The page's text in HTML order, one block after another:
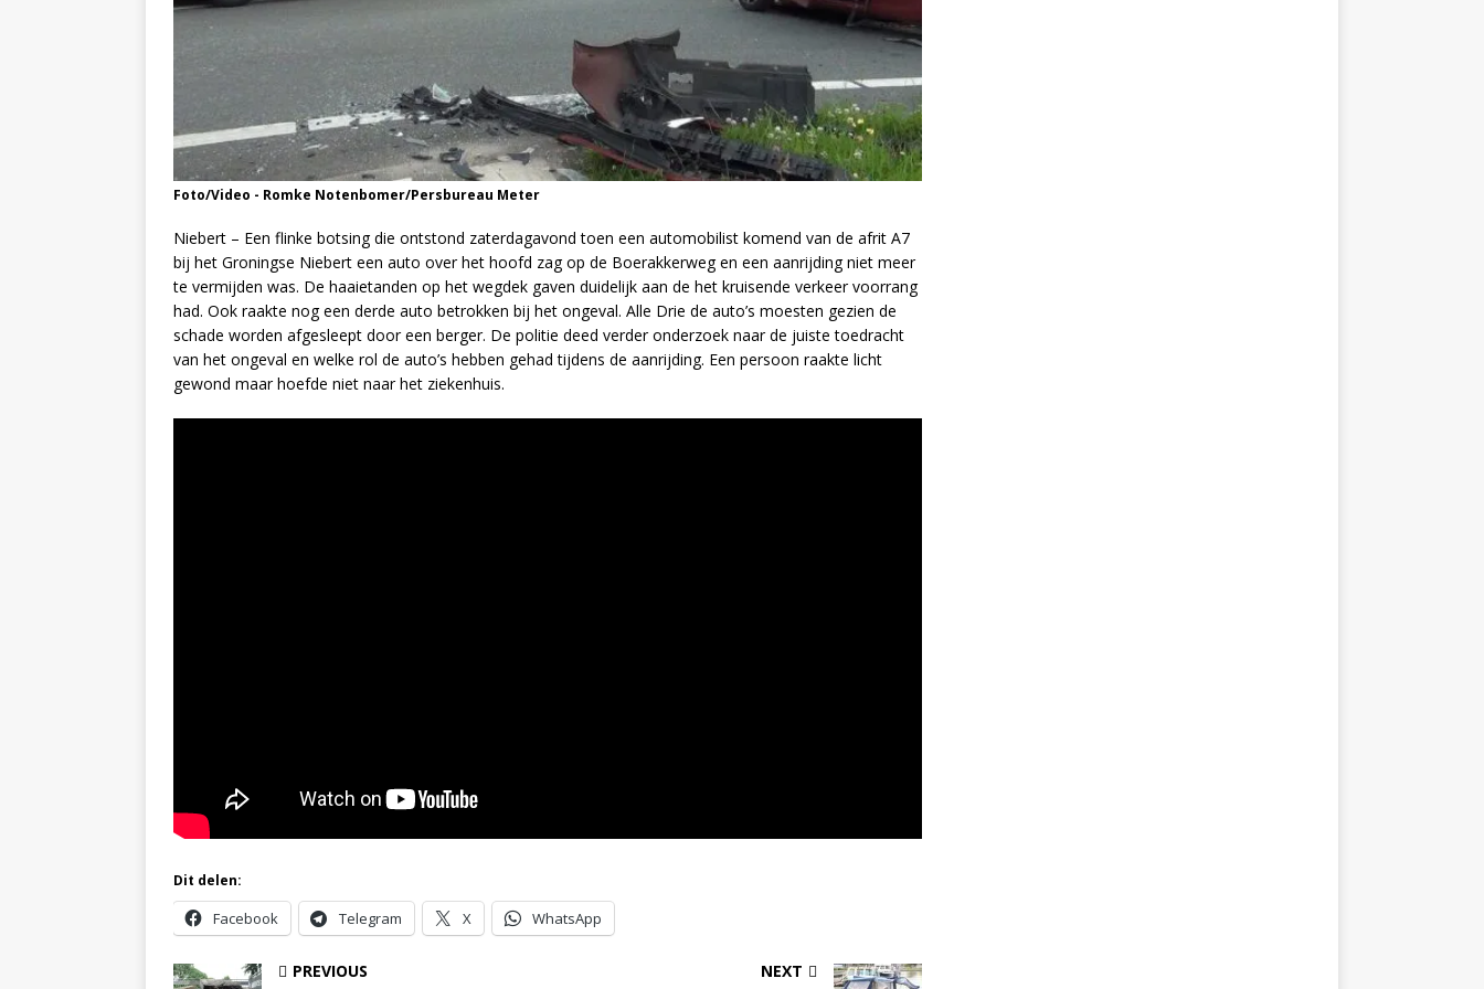
Foto/Video - Romke Notenbomer/Persbureau Meter
Niebert – Een flinke botsing die ontstond zaterdagavond toen een automobilist komend van de afrit A7
bij het Groningse Niebert een auto over het hoofd zag op de Boerakkerweg en een aanrijding niet meer
te vermijden was. De haaietanden op het wegdek gaven duidelijk aan de het kruisende verkeer voorrang
had. Ook raakte nog een derde auto betrokken bij het ongeval. Alle Drie de auto’s moesten gezien de
schade worden afgesleept door een berger. De politie deed verder onderzoek naar de juiste toedracht
van het ongeval en welke rol de auto’s hebben gehad tijdens de aanrijding. Een persoon raakte licht
gewond maar hoefde niet naar het ziekenhuis.
Dit delen:
Facebook Telegram X WhatsApp
PREVIOUS NEXT